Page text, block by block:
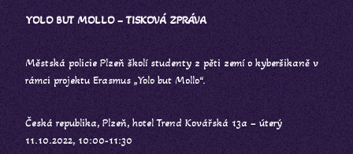
YOLO BUT MOLLO – TISKOVÁ ZPRÁVA
Městská policie Plzeň školí studenty z pěti zemí o kyberšikaně v
rámci projektu Erasmus „Yolo but Mollo“.
Česká republika, Plzeň, hotel Trend Kovářská 13a – úterý
11.10.2022, 10:00-11:30